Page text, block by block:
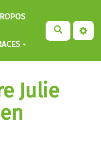
Julie